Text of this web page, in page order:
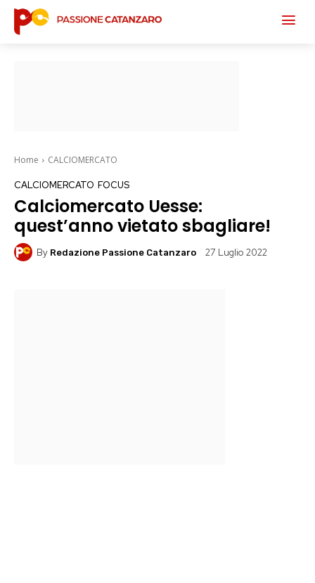
Home CALCIOMERCATO
CALCIOMERCATO FOCUS
Calciomercato Uesse:
quest’anno vietato sbagliare!
By Redazione Passione Catanzaro 27 Luglio 2022